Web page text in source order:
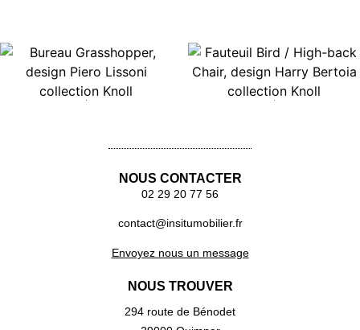
NOUS CONTACTER
02 29 20 77 56
contact@insitumobilier.fr
Envoyez nous un message
NOUS TROUVER
294 route de Bénodet